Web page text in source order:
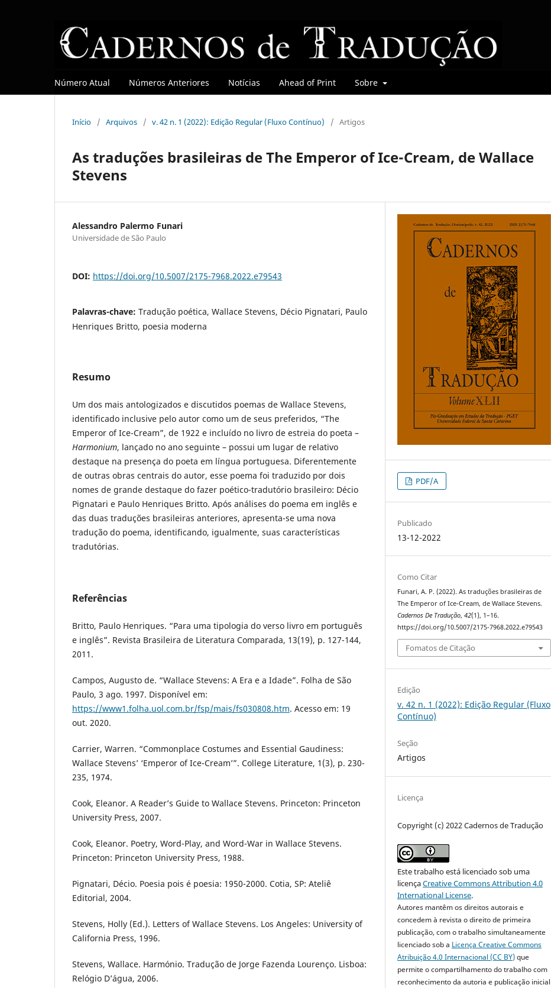
Número Atual Números Anteriores Notícias Ahead of Print Sobre
Início / Arquivos / v. 42 n. 1 (2022): Edição Regular (Fluxo Contínuo) / Artigos
As traduções brasileiras de The Emperor of Ice-Cream, de Wallace
Stevens
Alessandro Palermo Funari
Universidade de São Paulo
DOI: https://doi.org/10.5007/2175-7968.2022.e79543
Palavras-chave: Tradução poética, Wallace Stevens, Décio Pignatari, Paulo
Henriques Britto, poesia moderna
Resumo
Um dos mais antologizados e discutidos poemas de Wallace Stevens,
identificado inclusive pelo autor como um de seus preferidos, “The
Emperor of Ice-Cream”, de 1922 e incluído no livro de estreia do poeta –
Harmonium, lançado no ano seguinte – possui um lugar de relativo
destaque na presença do poeta em língua portuguesa. Diferentemente
de outras obras centrais do autor, esse poema foi traduzido por dois
nomes de grande destaque do fazer poético-tradutório brasileiro: Décio
Pignatari e Paulo Henriques Britto. Após análises do poema em inglês e
das duas traduções brasileiras anteriores, apresenta-se uma nova
tradução do poema, identificando, igualmente, suas características
tradutórias.
Referências
Britto, Paulo Henriques. “Para uma tipologia do verso livro em português
e inglês”. Revista Brasileira de Literatura Comparada, 13(19), p. 127-144,
2011.
Campos, Augusto de. “Wallace Stevens: A Era e a Idade”. Folha de São
Paulo, 3 ago. 1997. Disponível em:
https://www1.folha.uol.com.br/fsp/mais/fs030808.htm. Acesso em: 19
out. 2020.
Carrier, Warren. “Commonplace Costumes and Essential Gaudiness:
Wallace Stevens’ ‘Emperor of Ice-Cream’”. College Literature, 1(3), p. 230-
235, 1974.
Cook, Eleanor. A Reader’s Guide to Wallace Stevens. Princeton: Princeton
University Press, 2007.
Cook, Eleanor. Poetry, Word-Play, and Word-War in Wallace Stevens.
Princeton: Princeton University Press, 1988.
Pignatari, Décio. Poesia pois é poesia: 1950-2000. Cotia, SP: Ateliê
Editorial, 2004.
Stevens, Holly (Ed.). Letters of Wallace Stevens. Los Angeles: University of
California Press, 1996.
Stevens, Wallace. Harmónio. Tradução de Jorge Fazenda Lourenço. Lisboa:
Relógio D’água, 2006.
PDF/A
Publicado
13-12-2022
Como Citar
Funari, A. P. (2022). As traduções brasileiras de
The Emperor of Ice-Cream, de Wallace Stevens.
Cadernos De Tradução,42(1), 1–16.
https://doi.org/10.5007/2175-7968.2022.e79543
Fomatos de Citação
Edição
v. 42 n. 1 (2022): Edição Regular (Fluxo
Contínuo)
Seção
Artigos
Licença
Copyright (c) 2022 Cadernos de Tradução
Este trabalho está licenciado sob uma
licençaCreative Commons Attribution 4.0
International License.
Autores mantêm os direitos autorais e
concedem à revista o direito de primeira
publicação, com o trabalho simultaneamente
licenciado sob a Licença Creative Commons
Atribuição 4.0 Internacional (CC BY)que
permite o compartilhamento do trabalho com
reconhecimento da autoria e publicação inicial